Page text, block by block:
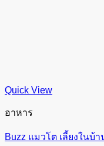
Quick View
อาหาร
Buzz แมวโต เลี้ยงในบ้